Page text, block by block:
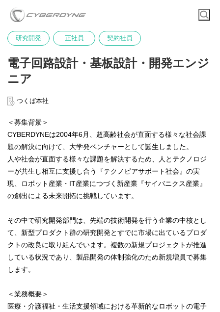
研究開発 正社員 契約社員
電子回路設計・基板設計・開発エンジ
ニア
つくば本社
＜募集背景＞
CYBERDYNEは2004年6月、超高齢社会が直面する様々な社会課
題の解決に向けて、大学発ベンチャーとして誕生しました。
人や社会が直面する様々な課題を解決するため、人とテクノロジ
ーが共生し相互に支援し合う『テクノピアサポート社会』の実
現、ロボット産業・IT産業につづく新産業『サイバニクス産業』
の創出による未来開拓に挑戦しています。
その中で研究開発部門は、先端の技術開発を行う企業の中核とし
て、新型プロダクト群の研究開発とすでに市場に出ているプロダ
クトの改良に取り組んでいます。複数の新規プロジェクトが推進
している状況であり、製品開発の体制強化のため新規増員で募集
します。
＜業務概要＞
医療・介護福祉・生活支援領域における革新的なロボットの電子